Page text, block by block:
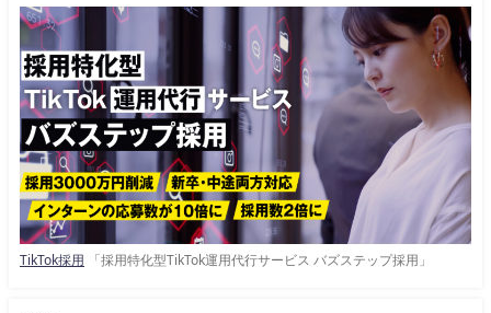
TikTok採用 「採用特化型TikTok運用代行サービス バズステップ採用」